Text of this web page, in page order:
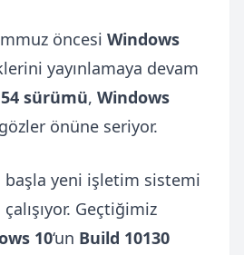
öncesi Windows
yayınlamaya devam
sürümü, Windows
önüne seriyor.
başla yeni işletim sistemi
Geçtiğimiz
10‘un Build 10130